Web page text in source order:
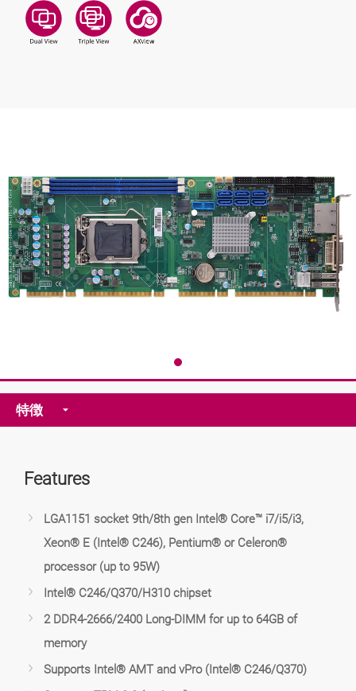
特徴
Features
LGA1151 socket 9th/8th gen Intel® Core™ i7/i5/i3,
Xeon® E (Intel® C246), Pentium® or Celeron®
processor (up to 95W)
Intel® C246/Q370/H310 chipset
2 DDR4-2666/2400 Long-DIMM for up to 64GB of
memory
Supports Intel® AMT and vPro (Intel® C246/Q370)